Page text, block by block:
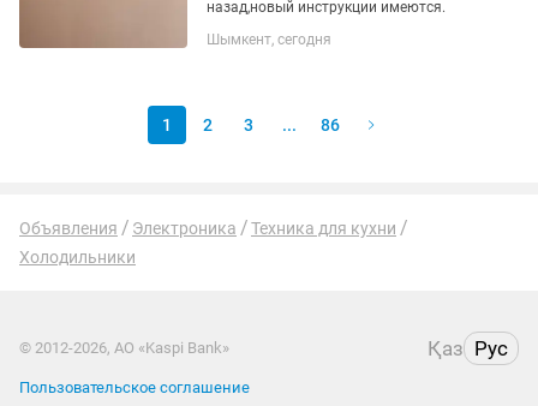
назад,новый инструкции имеются.
Шымкент, сегодня
1 2 3 ... 86
Объявления Электроника
Техника для кухни
Холодильники
© 2012-2026, АО «Kaspi Bank» Қаз Рус
Пользовательское соглашение